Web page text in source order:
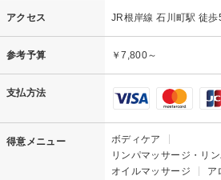
アクセス JR根岸線 石川町駅 徒歩
参考予算 ￥7,800～
支払方法
得意メニュー
ボディケア
リンパマッサージ・リ
オイルマッサージ
ア